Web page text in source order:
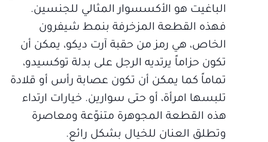
الباغيت هو الأكسسوار المثالي للجنسين.
فهذه القطعة المزخرفة بنمط شيفرون
الخاص، هي رمز من حقبة آرت ديكو، يمكن أن
تكون حزاماً يرتديه الرجل على بدلة توكسيدو،
تماماً كما يمكن أن تكون عصابة رأس أو قلادة
تلبسها امرأة، أو حتى سوارين. خيارات ارتداء
هذه القطعة المجوهرة متنوّعة ومعاصرة
وتطلق العنان للخيال بشكل رائع.